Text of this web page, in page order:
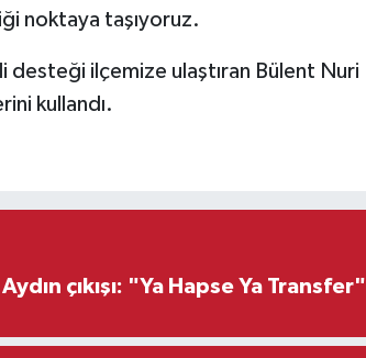
noktaya taşıyoruz.
desteği ilçemize ulaştıran Bülent Nuri
kullandı.
çıkışı: "Ya Hapse Ya Transfer"